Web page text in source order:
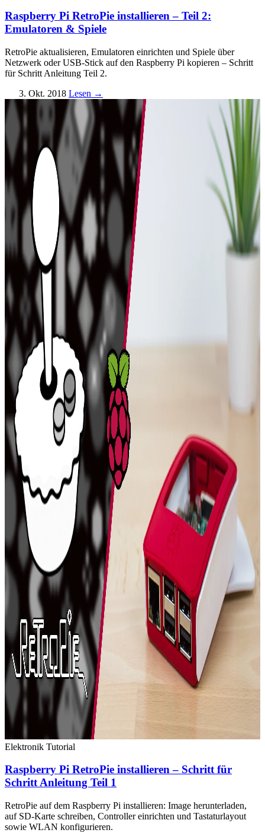
Raspberry Pi RetroPie installieren – Teil 2:
Emulatoren & Spiele
RetroPie aktualisieren, Emulatoren einrichten und Spiele über
Netzwerk oder USB-Stick auf den Raspberry Pi kopieren – Schritt
für Schritt Anleitung Teil 2.
3. Okt. 2018 Lesen →
Elektronik Tutorial
Raspberry Pi RetroPie installieren – Schritt für
Schritt Anleitung Teil 1
RetroPie auf dem Raspberry Pi installieren: Image herunterladen,
auf SD-Karte schreiben, Controller einrichten und Tastaturlayout
sowie WLAN konfigurieren.